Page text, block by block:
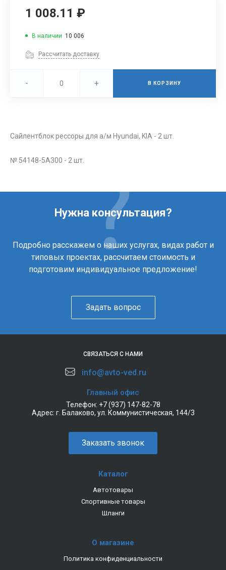
1 008.11 ₽
В наличии 10 006
Рассчитать доставку
- + В КОРЗИНУ
Сайлентблок рессоры для а/м Hyundai, KIA - 2 шт.
№ 54148-5А300 - 2 шт.
Нужна консультация?
Подробно расскажем о наших услугах, видах работ и
типовых проектах, рассчитаем стоимость и
подготовим индивидуальное предложение!
Задать вопрос
СВЯЗАТЬСЯ С НАМИ
info@avto-ved.ru
Главный офис
Телефон: +7 (937) 147-82-78
Адрес: г. Балаково, ул. Коммунистическая, 144/3
Заказать звонок
Каталог
Автотовары
Спортивные товары
Шланги
О магазине
Политика конфиденциальности